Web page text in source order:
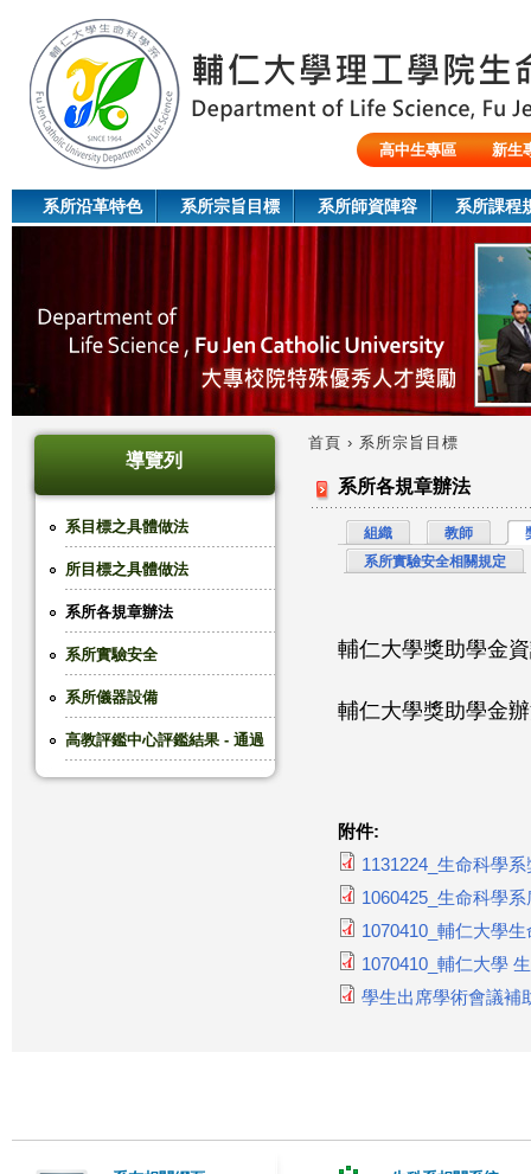
高中生專區
新生
系所沿革特色 系所宗旨目標 系所師資陣容 系所課程
導覽列
系目標之具體做法
所目標之具體做法
系所各規章辦法
系所實驗安全
系所儀器設備
高教評鑑中心評鑑結果 - 通過
您
首頁 › 系所宗旨目標
系所各規章辦法
組織 教師
系所實驗安全相關規定
輔仁大學獎助學金
輔仁大學獎助學金
附件:
1131224_生命科學
1060425_生命科學
1070410_輔仁大學
1070410_輔仁大學
學生出席學術會議補